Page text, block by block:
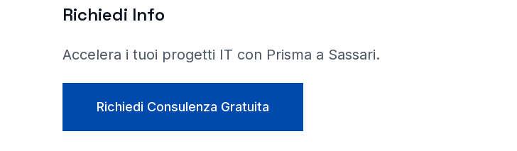
Richiedi Info
Accelera i tuoi progetti IT con Prisma a Sassari.
Richiedi Consulenza Gratuita